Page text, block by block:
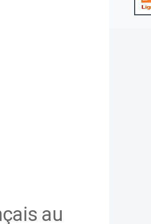
au